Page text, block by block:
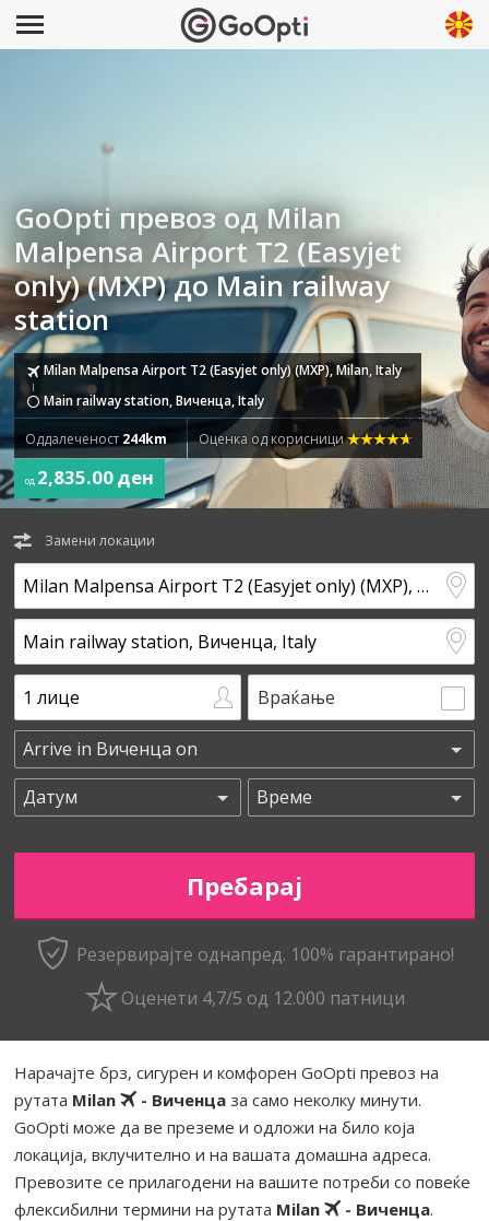
GoOpti превоз од Milan
Malpensa Airport T2 (Easyjet
only) (MXP) до Main railway
station
Milan Malpensa Airport T2 (Easyjet only) (MXP), Milan, Italy
Main railway station, Виченца, Italy
Оддалеченост 244km Оценка од корисници
од 2,835.00 ден
Замени локации
Враќање
Резервирајте однапред. 100% гарантирано!
Оценети 4,7/5 од 12.000 патници
Нарачајте брз, сигурен и комфорен GoOpti превоз на
рутата Milan - Виченца за само неколку минути.
GoOpti може да ве преземе и одложи на било која
локација, вклучително и на вашата домашна адреса.
Превозите се прилагодени на вашите потреби со повеќе
флексибилни термини на рутата Milan - Виченца.